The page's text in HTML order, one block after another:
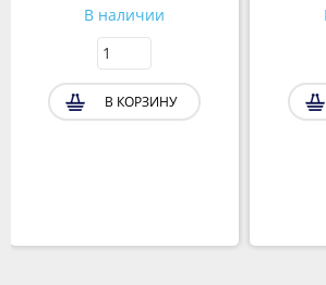
В наличии
В КОРЗИНУ